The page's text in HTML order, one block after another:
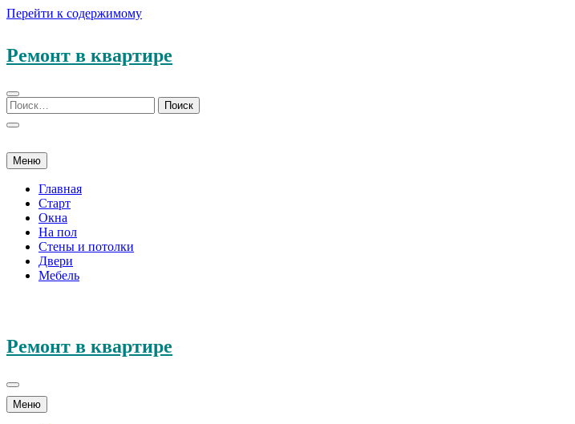
Перейти к содержимому
Ремонт в квартире
Меню
Главная
Старт
Окна
На пол
Стены и потолки
Двери
Мебель
Ремонт в квартире
Меню